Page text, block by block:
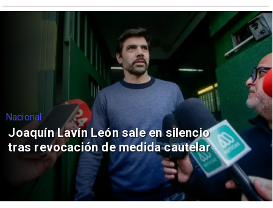
Nacional
Joaquín Lavín León sale en silencio
tras revocación de medida cautelar